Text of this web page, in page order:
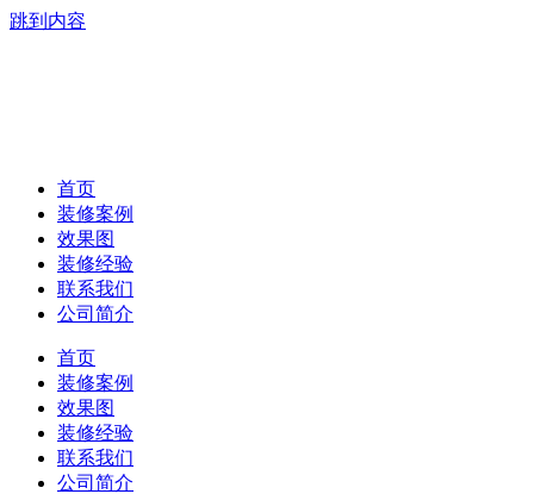
跳到内容
首页
装修案例
效果图
装修经验
联系我们
公司简介
首页
装修案例
效果图
装修经验
联系我们
公司简介